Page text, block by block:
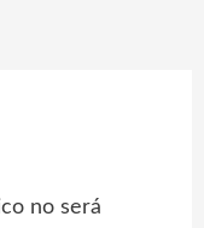
no será